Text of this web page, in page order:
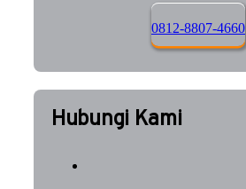
0812-8807-4660
Hubungi Kami